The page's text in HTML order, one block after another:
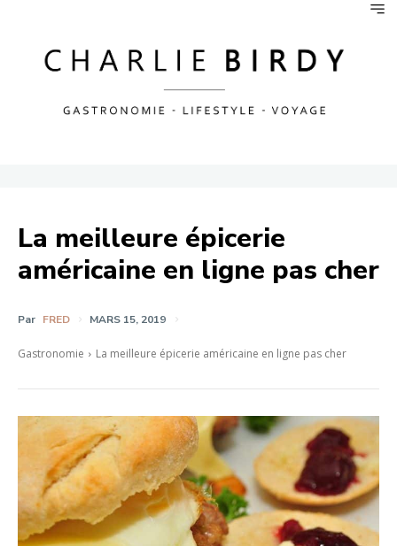
La meilleure épicerie
américaine en ligne pas cher
Par FRED MARS 15, 2019
Gastronomie La meilleure épicerie américaine en ligne pas cher